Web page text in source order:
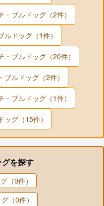
ブルドッグ（2件）
ドッグ（1件）
ブルドッグ（20件）
ルドッグ（2件）
ブルドッグ（1件）
グ（15件）
を探す
（0件）
（0件）